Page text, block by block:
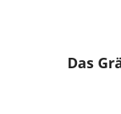
Das